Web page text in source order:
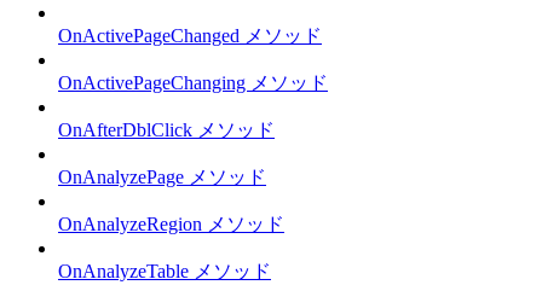
OnActivePageChanged メソッド
OnActivePageChanging メソッド
OnAfterDblClick メソッド
OnAnalyzePage メソッド
OnAnalyzeRegion メソッド
OnAnalyzeTable メソッド